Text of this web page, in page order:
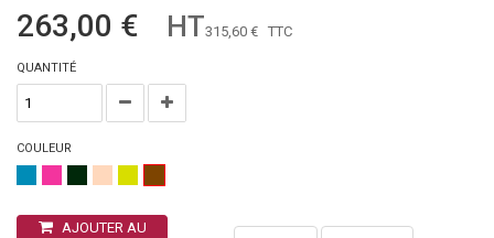
263,00 € HT315,60 € TTC
QUANTITÉ
COULEUR
AJOUTER AU